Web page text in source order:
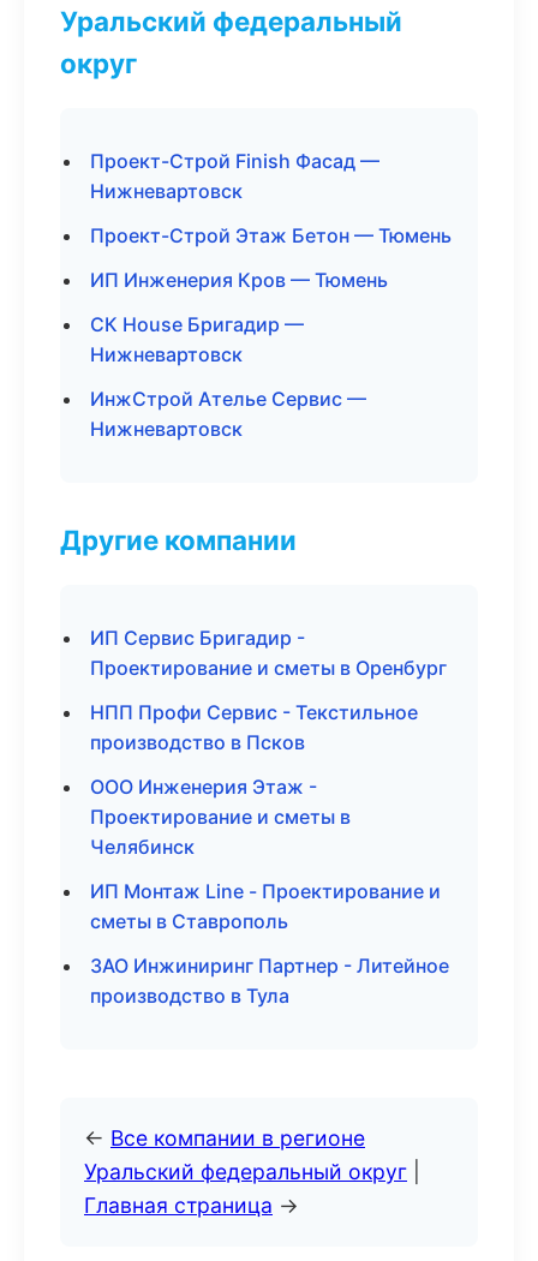
Уральский федеральный
округ
Проект-Строй Finish Фасад —
Нижневартовск
Проект-Строй Этаж Бетон — Тюмень
ИП Инженерия Кров — Тюмень
СК House Бригадир —
Нижневартовск
ИнжСтрой Ателье Сервис —
Нижневартовск
Другие компании
ИП Сервис Бригадир -
Проектирование и сметы в Оренбург
НПП Профи Сервис - Текстильное
производство в Псков
ООО Инженерия Этаж -
Проектирование и сметы в
Челябинск
ИП Монтаж Line - Проектирование и
сметы в Ставрополь
ЗАО Инжиниринг Партнер - Литейное
производство в Тула
← Все компании в регионе
Уральский федеральный округ
Главная страница →